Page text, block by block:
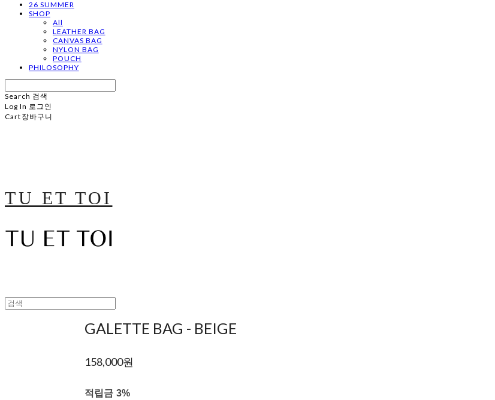
26 SUMMER
SHOP
All
LEATHER BAG
CANVAS BAG
NYLON BAG
POUCH
PHILOSOPHY
Search 검색
Log In 로그인
Cart 장바구니
TU ET TOI
GALETTE BAG - BEIGE
158,000원
적립금 3%